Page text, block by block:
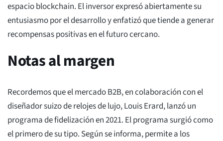
espacio blockchain. El inversor expresó abiertamente su
entusiasmo por el desarrollo y enfatizó que tiende a generar
recompensas positivas en el futuro cercano.
Notas al margen
Recordemos que el mercado B2B, en colaboración con el
diseñador suizo de relojes de lujo, Louis Erard, lanzó un
programa de fidelización en 2021. El programa surgió como
el primero de su tipo. Según se informa, permite a los